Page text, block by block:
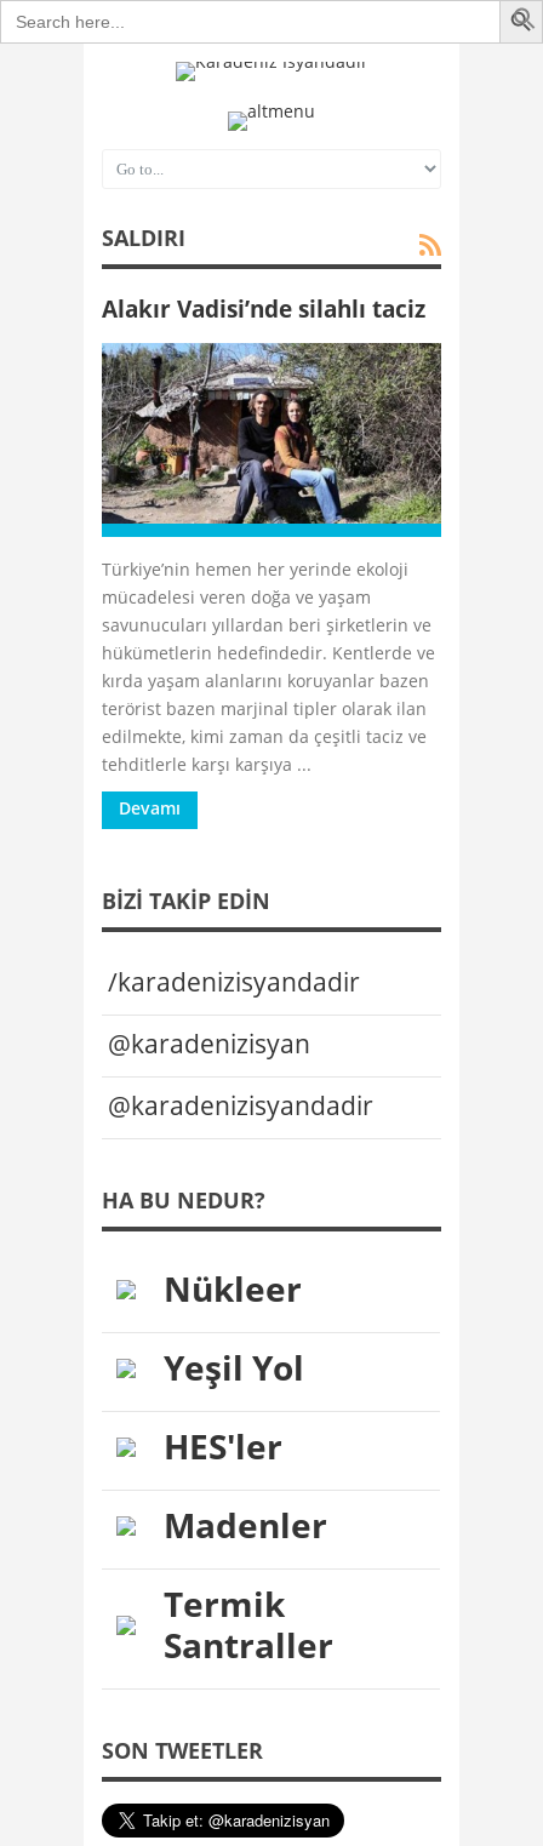
Search
for:
SALDIRI
Alakır Vadisi’nde silahlı taciz
Türkiye’nin hemen her yerinde ekoloji
mücadelesi veren doğa ve yaşam
savunucuları yıllardan beri şirketlerin ve
hükümetlerin hedefindedir. Kentlerde ve
kırda yaşam alanlarını koruyanlar bazen
terörist bazen marjinal tipler olarak ilan
edilmekte, kimi zaman da çeşitli taciz ve
tehditlerle karşı karşıya ...
Devamı
BIZI TAKIP EDIN
/karadenizisyandadir
@karadenizisyan
@karadenizisyandadir
HA BU NEDUR?
Nükleer
Yeşil Yol
HES'ler
Madenler
Termik
Santraller
SON TWEETLER